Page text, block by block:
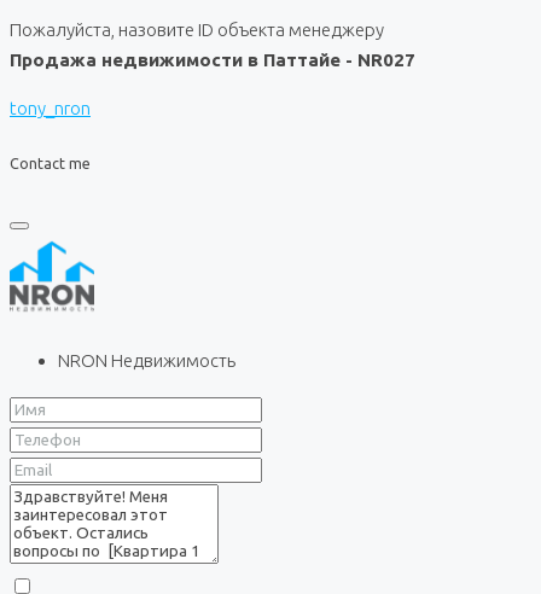
Пожалуйста, назовите ID объекта менеджеру
Продажа недвижимости в Паттайе - NR027
tony_nron
Contact me
NRON Недвижимость